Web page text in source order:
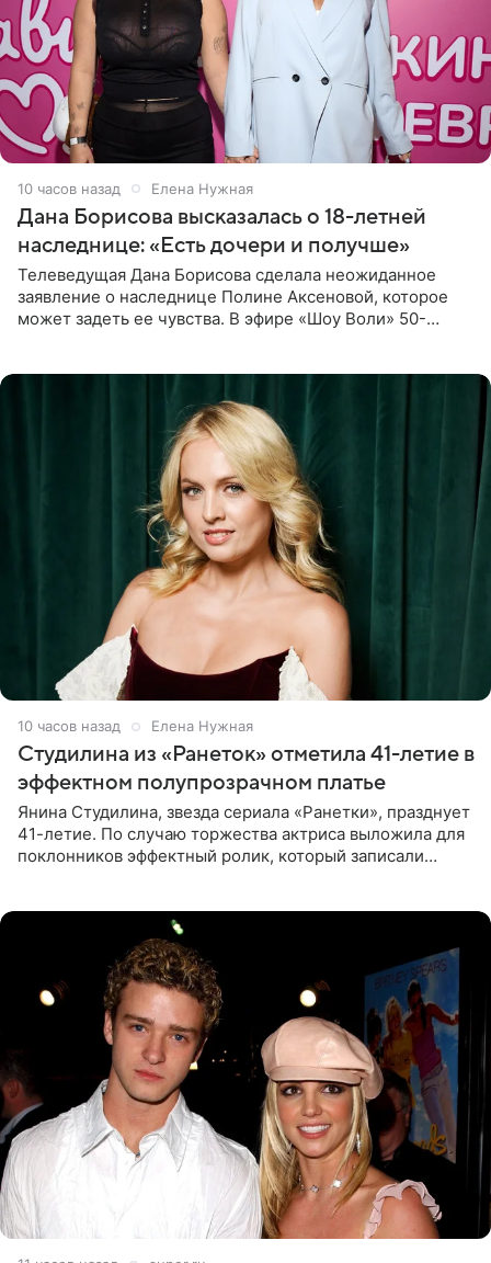
10 часов назад Елена Нужная
Дана Борисова высказалась о 18-летней
наследнице: «Есть дочери и получше»
Телеведущая Дана Борисова сделала неожиданное
заявление о наследнице Полине Аксеновой, которое
может задеть ее чувства. В эфире «Шоу Воли» 50-
10 часов назад Елена Нужная
Студилина из «Ранеток» отметила 41-летие в
эффектном полупрозрачном платье
Янина Студилина, звезда сериала «Ранетки», празднует
41-летие. По случаю торжества актриса выложила для
поклонников эффектный ролик, который записали